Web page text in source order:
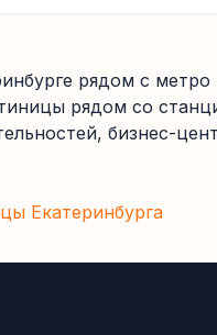
рядом с метро
рядом со
бизнес-
Екатеринбурга